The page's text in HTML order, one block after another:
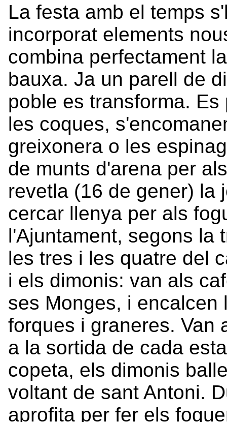
La festa amb el temps
incorporat elements
combina perfectament
bauxa. Ja un parell de
poble es transforma.
les coques,
greixonera o les
de munts d'arena per
revetla (16 de gener) la
cercar llenya per als
l'Ajuntament, segons la
les tres i les quatre del
i els dimonis: van als
ses Monges, i
forques i graneres. Van
a la sortida de cada
copeta, els dimonis
voltant de sant Antoni.
aprofita per fer els